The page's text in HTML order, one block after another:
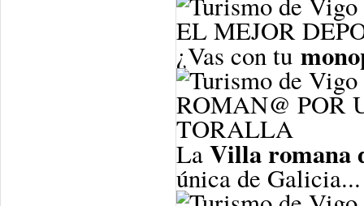
EL MEJOR
¿Vas con tu
ROMAN@
TORALLA
LaVilla romana
única de Galicia...